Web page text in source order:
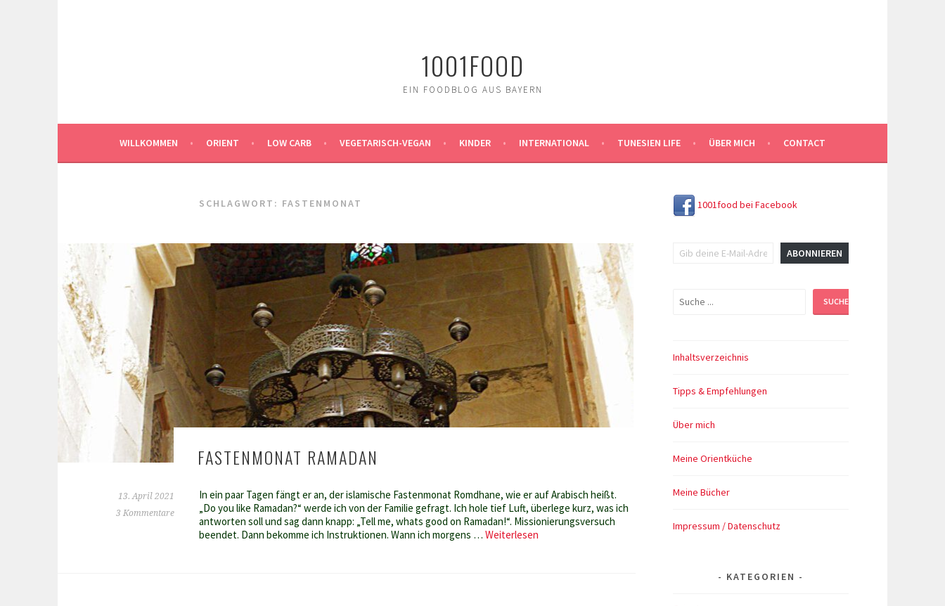
1001FOOD
EIN FOODBLOG AUS BAYERN
WILLKOMMEN ORIENT LOW CARB VEGETARISCH-VEGAN KINDER INTERNATIONAL TUNESIEN LIFE ÜBER MICH CONTACT
SCHLAGWORT: FASTENMONAT
FASTENMONAT RAMADAN
13. April 2021
3 Kommentare
In ein paar Tagen fängt er an, der islamische Fastenmonat Romdhane, wie er auf Arabisch heißt.
„Do you like Ramadan?“ werde ich von der Familie gefragt. Ich hole tief Luft, überlege kurz, was ich
antworten soll und sag dann knapp: „Tell me, whats good on Ramadan!“. Missionierungsversuch
beendet. Dann bekomme ich Instruktionen. Wann ich morgens … Weiterlesen
1001food bei Facebook
ABONNIEREN
Suchen SUCHEN
Inhaltsverzeichnis
Tipps & Empfehlungen
Über mich
Meine Orientküche
Meine Bücher
Impressum / Datenschutz
KATEGORIEN